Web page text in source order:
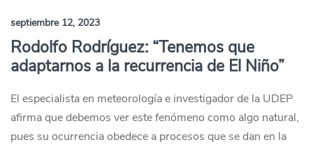
septiembre 12, 2023
Rodolfo Rodríguez: “Tenemos que
adaptarnos a la recurrencia de El Niño”
El especialista en meteorología e investigador de la UDEP
afirma que debemos ver este fenómeno como algo natural,
pues su ocurrencia obedece a procesos que se dan en la